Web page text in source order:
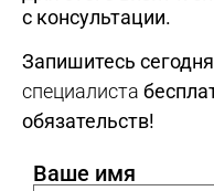
с консультации.
Запишитесь сегодня
специалиста
обязательств!
Ваше имя